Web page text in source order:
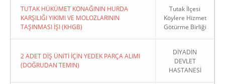
TUTAK HÜKÜMET KONAĞININ HURDA
KARŞILIĞI YIKIMI VE MOLOZLARININ
TAŞINMASI İŞI (KHGB)
Tutak İlçesi
Köylere Hizmet
Götürme Birliği
2 ADET DİŞ ÜNİTİ İÇİN YEDEK PARÇA ALIMI
(DOĞRUDAN TEMIN)
DİYADİN
DEVLET
HASTANESİ